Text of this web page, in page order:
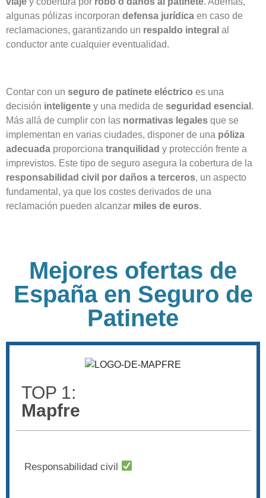
algunas pólizas incorporan defensa jurídica en caso de
reclamaciones, garantizando un respaldo integral al
conductor ante cualquier eventualidad.
Contar con un seguro de patinete eléctrico es una
decisión inteligente y una medida de seguridad esencial .
Más allá de cumplir con las normativas legales que se
implementan en varias ciudades, disponer de una póliza
adecuada proporciona tranquilidad y protección frente a
imprevistos. Este tipo de seguro asegura la cobertura de la
responsabilidad civil por daños a terceros, un aspecto
fundamental, ya que los costes derivados de una
reclamación pueden alcanzar miles de euros.
Mejores ofertas de
España en Seguro de
Patinete
TOP 1:
Mapfre
Responsabilidad civil